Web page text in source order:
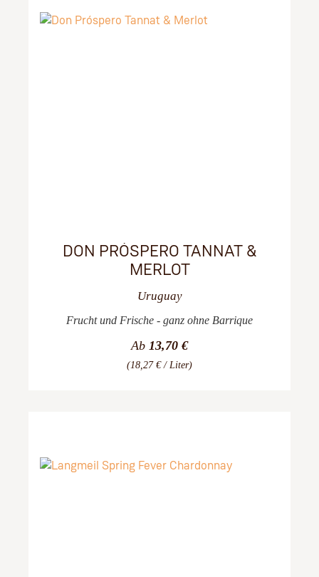
DON PRÓSPERO TANNAT &
MERLOT
Uruguay
Frucht und Frische - ganz ohne Barrique
Ab 13,70 €
(18,27 € / Liter)